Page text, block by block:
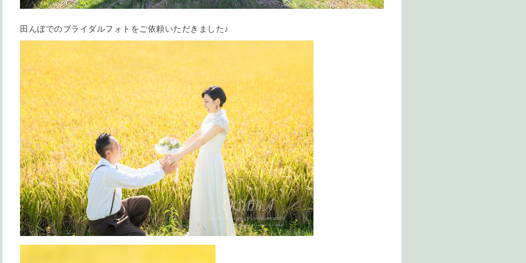
田んぼでのブライダルフォトをご依頼いただきました♪